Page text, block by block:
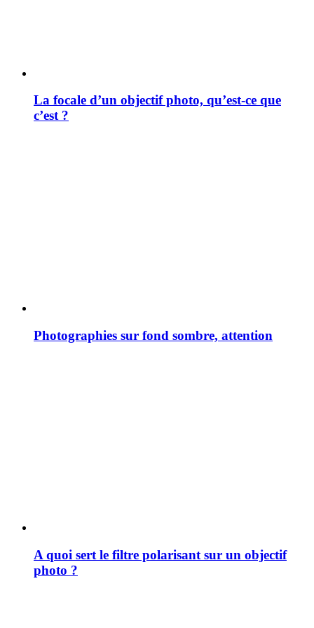
La focale d’un objectif photo, qu’est-ce que
c’est ?
Photographies sur fond sombre, attention
A quoi sert le filtre polarisant sur un objectif
photo ?